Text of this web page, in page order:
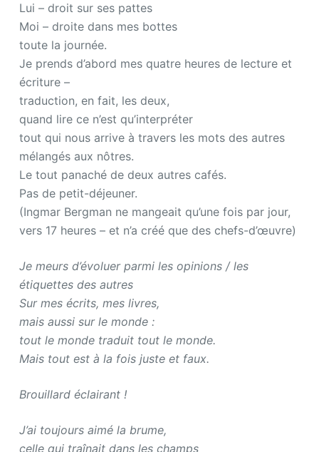
Lui – droit sur ses pattes
Moi – droite dans mes bottes
toute la journée.
Je prends d’abord mes quatre heures de lecture et
écriture –
traduction, en fait, les deux,
quand lire ce n’est qu’interpréter
tout qui nous arrive à travers les mots des autres
mélangés aux nôtres.
Le tout panaché de deux autres cafés.
Pas de petit-déjeuner.
(Ingmar Bergman ne mangeait qu’une fois par jour,
vers 17 heures – et n’a créé que des chefs-d’œuvre)
Je meurs d’évoluer parmi les opinions / les
étiquettes des autres
Sur mes écrits, mes livres,
mais aussi sur le monde :
tout le monde traduit tout le monde.
Mais tout est à la fois juste et faux.
Brouillard éclairant !
J’ai toujours aimé la brume,
celle qui traînait dans les champs